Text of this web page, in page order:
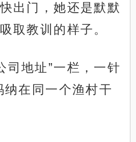
出门，她还是默默
取教训的样子。
司地址”一栏，一针
纳在同一个渔村干